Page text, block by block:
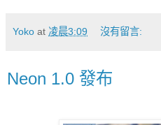
Yoko at 凌晨3:09 沒有留言:
Neon 1.0 發布